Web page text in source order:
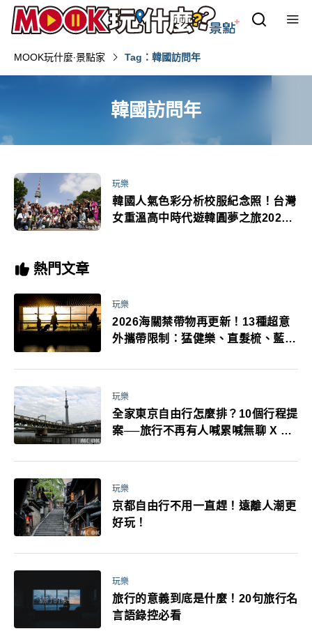
MOOK玩什麼‧景點家 Tag：韓國訪問年
韓國訪問年
玩樂
韓國人氣色彩分析校服紀念照！台灣
女重溫高中時代遊韓圓夢之旅2024
熱門文章
玩樂
2026海關禁帶物再更新！13種超意
外攜帶限制：猛健樂、直髮梳、藍牙
萬！注意事項一次看！
玩樂
全家東京自由行怎麼排？10個行程提
案──旅行不再有人喊累喊無聊 X 爸
玩樂
京都自由行不用一直趕！遠離人潮更
好玩！
玩樂
旅行的意義到底是什麼！20句旅行名
言語錄控必看